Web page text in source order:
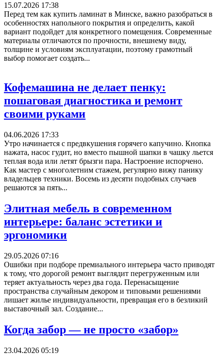
15.07.2026 17:38
Перед тем как купить ламинат в Минске, важно разобраться в
особенностях напольного покрытия и определить, какой
вариант подойдет для конкретного помещения. Современные
материалы отличаются по прочности, внешнему виду,
толщине и условиям эксплуатации, поэтому грамотный
выбор помогает создать...
Кофемашина не делает пенку:
пошаговая диагностика и ремонт
своими руками
04.06.2026 17:33
Утро начинается с предвкушения горячего капучино. Кнопка
нажата, насос гудит, но вместо пышной шапки в чашку льется
теплая вода или летят брызги пара. Настроение испорчено.
Как мастер с многолетним стажем, регулярно вижу панику
владельцев техники. Восемь из десяти подобных случаев
решаются за пять...
Элитная мебель в современном
интерьере: баланс эстетики и
эргономики
29.05.2026 07:16
Ошибки при подборе премиального интерьера часто приводят
к тому, что дорогой ремонт выглядит перегруженным или
теряет актуальность через два года. Перенасыщение
пространства случайным декором и типовыми решениями
лишает жилье индивидуальности, превращая его в безликий
выставочный зал. Создание...
Когда забор — не просто «забор»
23.04.2026 05:19